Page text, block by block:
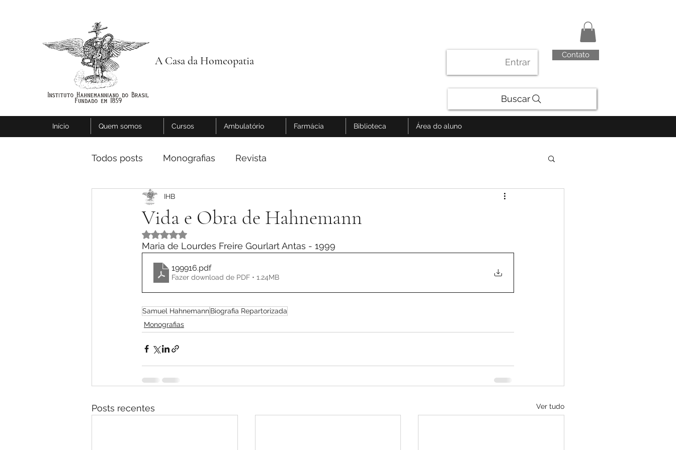
A Casa da Homeopatia Entrar
Contato
Buscar
Início Quem somos Cursos Ambulatório Farmácia Biblioteca Área do aluno
Todos posts Monografias Revista
Vida e Obra de Hahnemann
IHB
Avaliado com NaN de 5 estrelas.
Maria de Lourdes Freire Gourlart Antas - 1999
199916.pdf
Fazer download de PDF • 1.24MB
Samuel HahnemannBiografia Repartorizada
Monografias
Posts recentes Ver tudo